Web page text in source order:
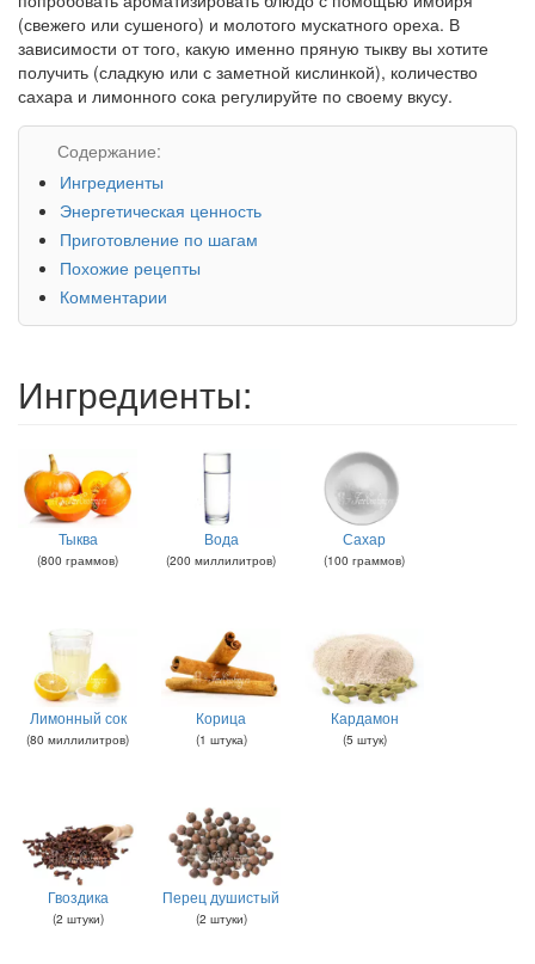
(свежего или сушеного) и молотого мускатного ореха. В
зависимости от того, какую именно пряную тыкву вы хотите
получить (сладкую или с заметной кислинкой), количество
сахара и лимонного сока регулируйте по своему вкусу.
Содержание:
Ингредиенты
Энергетическая ценность
Приготовление по шагам
Похожие рецепты
Комментарии
Ингредиенты:
Тыква
(800 граммов)
Вода
(200 миллилитров)
Сахар
(100 граммов)
Лимонный сок
(80 миллилитров)
Корица
(1 штука)
Кардамон
(5 штук)
Гвоздика
(2 штуки)
Перец душистый
(2 штуки)